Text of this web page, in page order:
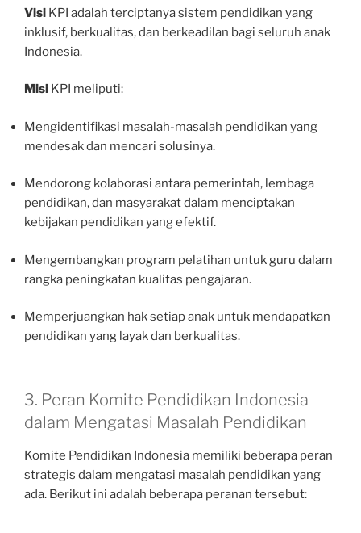
Visi KPI adalah terciptanya sistem pendidikan yang
inklusif, berkualitas, dan berkeadilan bagi seluruh anak
Indonesia.
Misi KPI meliputi:
Mengidentifikasi masalah-masalah pendidikan yang
mendesak dan mencari solusinya.
Mendorong kolaborasi antara pemerintah, lembaga
pendidikan, dan masyarakat dalam menciptakan
kebijakan pendidikan yang efektif.
Mengembangkan program pelatihan untuk guru dalam
rangka peningkatan kualitas pengajaran.
Memperjuangkan hak setiap anak untuk mendapatkan
pendidikan yang layak dan berkualitas.
3. Peran Komite Pendidikan Indonesia
dalam Mengatasi Masalah Pendidikan
Komite Pendidikan Indonesia memiliki beberapa peran
strategis dalam mengatasi masalah pendidikan yang
ada. Berikut ini adalah beberapa peranan tersebut: